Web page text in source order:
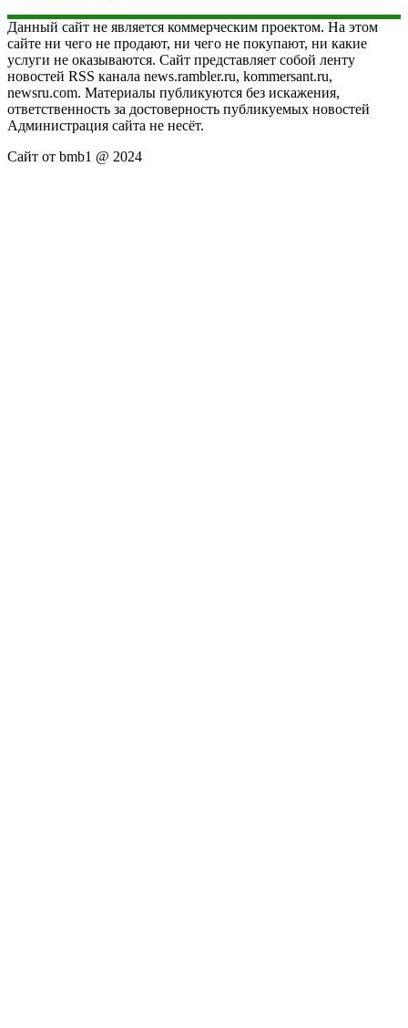
Данный сайт не является коммерческим проектом. На этом
сайте ни чего не продают, ни чего не покупают, ни какие
услуги не оказываются. Сайт представляет собой ленту
новостей RSS канала news.rambler.ru, kommersant.ru,
newsru.com. Материалы публикуются без искажения,
ответственность за достоверность публикуемых новостей
Администрация сайта не несёт.
Сайт от bmb1 @ 2024